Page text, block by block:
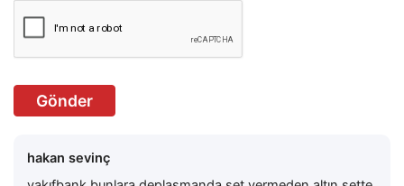
Gönder
hakan sevinç